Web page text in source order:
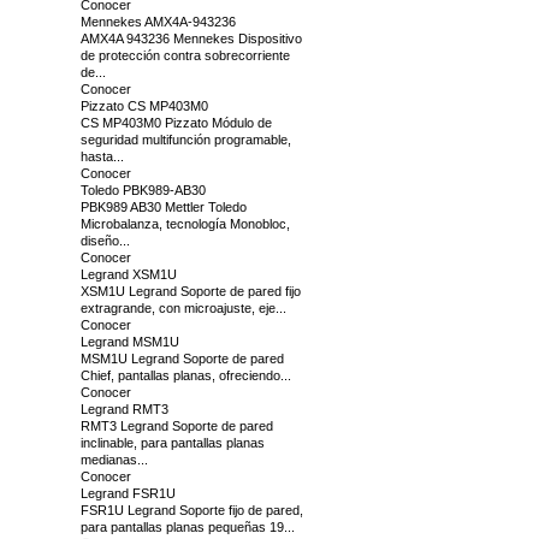
Conocer
Mennekes AMX4A-943236
AMX4A 943236 Mennekes Dispositivo
de protección contra sobrecorriente
de...
Conocer
Pizzato CS MP403M0
CS MP403M0 Pizzato Módulo de
seguridad multifunción programable,
hasta...
Conocer
Toledo PBK989-AB30
PBK989 AB30 Mettler Toledo
Microbalanza, tecnología Monobloc,
diseño...
Conocer
Legrand XSM1U
XSM1U Legrand Soporte de pared fijo
extragrande, con microajuste, eje...
Conocer
Legrand MSM1U
MSM1U Legrand Soporte de pared
Chief, pantallas planas, ofreciendo...
Conocer
Legrand RMT3
RMT3 Legrand Soporte de pared
inclinable, para pantallas planas
medianas...
Conocer
Legrand FSR1U
FSR1U Legrand Soporte fijo de pared,
para pantallas planas pequeñas 19...